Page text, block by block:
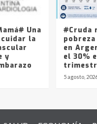
Una
cuidar la
y
#Cruda
en
el 30%
5 agosto,